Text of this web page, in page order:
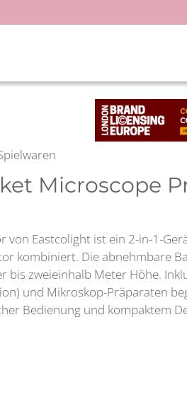
Microscope
von Eastcolight ist ein 2-in-1-
kombiniert. Die abnehmbare
zweieinhalb Meter Höhe.
und Mikroskop-Präparaten
Bedienung und kompaktem